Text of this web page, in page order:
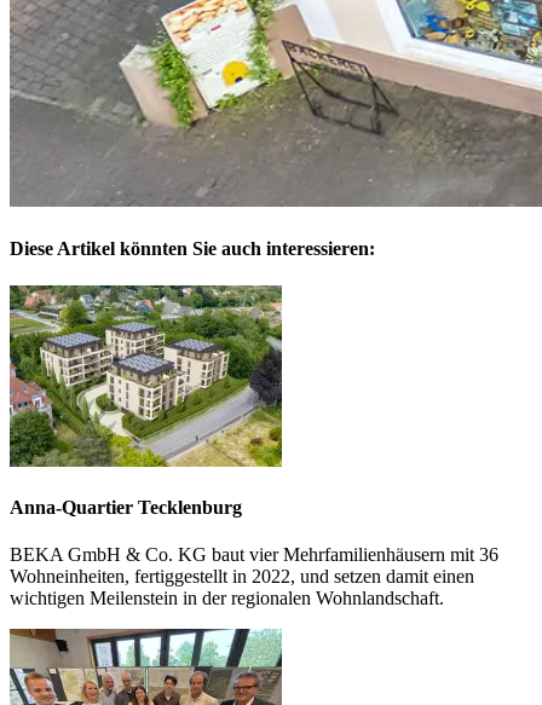
Diese Artikel könnten Sie auch interessieren:
Anna-Quartier Tecklenburg
BEKA GmbH & Co. KG baut vier Mehrfamilienhäusern mit 36
Wohneinheiten, fertiggestellt in 2022, und setzen damit einen
wichtigen Meilenstein in der regionalen Wohnlandschaft.